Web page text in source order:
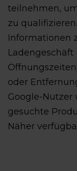
teilnehmen,
zu
Informationen
oder
Google-Nutzer
gesuchte
Näher